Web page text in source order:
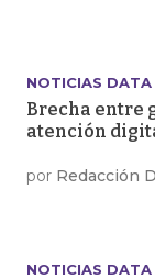
NOTICIAS DATA
Brecha entre
atención
por Redacción
NOTICIAS DATA